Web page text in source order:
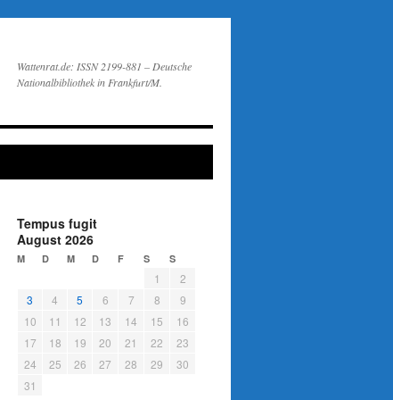
Wattenrat.de: ISSN 2199-881 – Deutsche
Nationalbibliothek in Frankfurt/M.
Tempus fugit
August 2026
M D M D F S S
1
2
3
4 5 6 7 8
9
10
11 12 13 14 15
16
17
18 19 20 21 22
23
24
25 26 27 28 29
30
31